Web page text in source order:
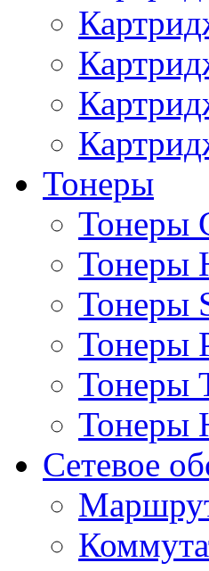
Тонеры
Тонеры
Тонеры
Тонеры
Тонеры
Тонеры
Тонеры
Сетевое